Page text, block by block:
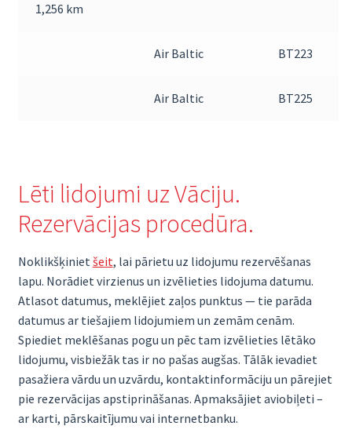
1,256 km
Air Baltic BT223
Air Baltic BT225
Lēti lidojumi uz Vāciju.
Rezervācijas procedūra.
Noklikšķinietšeit, lai pārietu uz lidojumu rezervēšanas
lapu. Norādiet virzienus un izvēlieties lidojuma datumu.
Atlasot datumus, meklējiet zaļos punktus — tie parāda
datumus ar tiešajiem lidojumiem un zemām cenām.
Spiediet meklēšanas pogu un pēc tam izvēlieties lētāko
lidojumu, visbiežāk tas ir no pašas augšas. Tālāk ievadiet
pasažiera vārdu un uzvārdu, kontaktinformāciju un pārejiet
pie rezervācijas apstiprināšanas. Apmaksājiet aviobiļeti –
ar karti, pārskaitījumu vai internetbanku.